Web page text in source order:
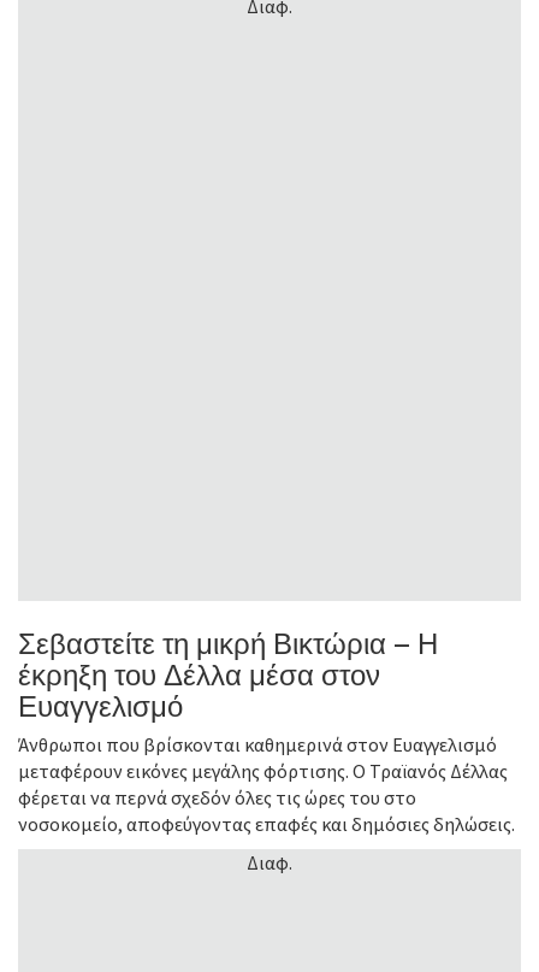
Διαφ.
Σεβαστείτε τη μικρή Βικτώρια – Η
έκρηξη του Δέλλα μέσα στον
Ευαγγελισμό
Άνθρωποι που βρίσκονται καθημερινά στον Ευαγγελισμό
μεταφέρουν εικόνες μεγάλης φόρτισης. Ο Τραϊανός Δέλλας
φέρεται να περνά σχεδόν όλες τις ώρες του στο
νοσοκομείο, αποφεύγοντας επαφές και δημόσιες δηλώσεις.
Διαφ.